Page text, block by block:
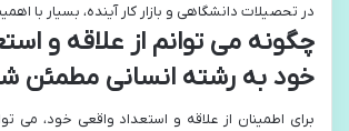
در تحصیلات دانشگاهی و بازار کار آینده، بسیار با
چگونه می توانم از علاقه و
خود به رشته انسانی مطمئن
برای اطمینان از علاقه و استعداد واقعی خود، می